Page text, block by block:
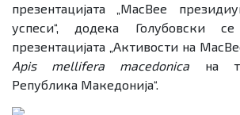
презентацијата „MacBee
успеси“, додека Голубовски
презентацијата „Активости на
Apis mellifera macedonica на
Република Македонија“.